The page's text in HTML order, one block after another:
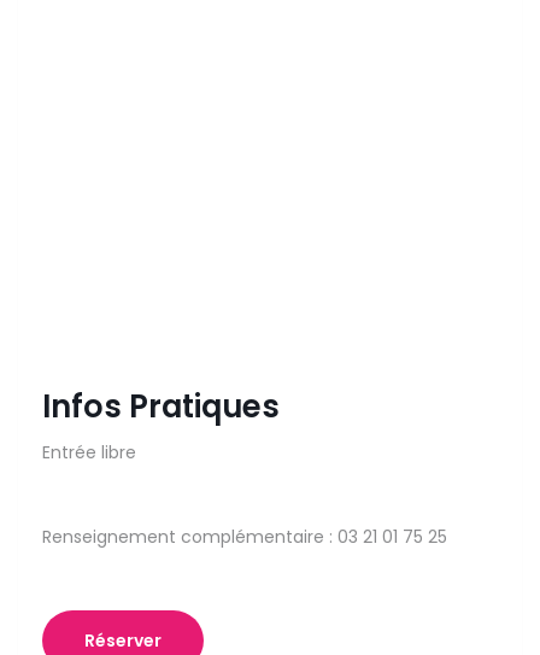
Infos Pratiques
Entrée libre
Renseignement complémentaire : 03 21 01 75 25
Réserver